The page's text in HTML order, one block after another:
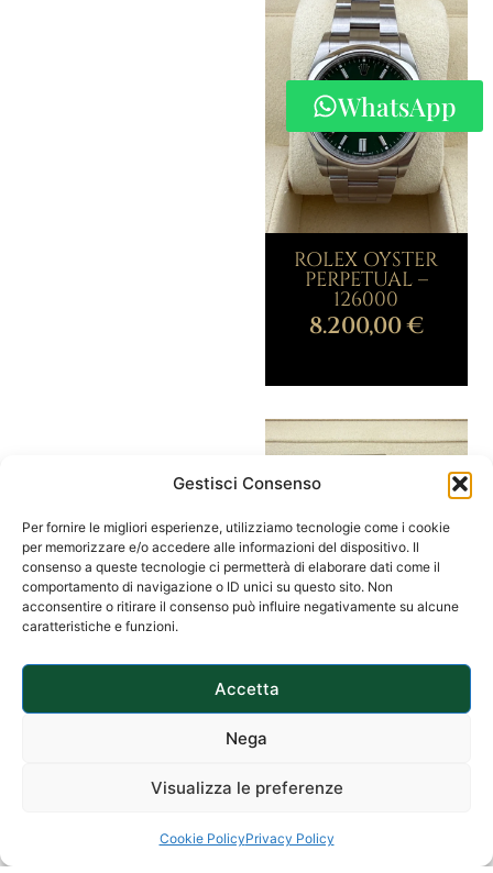
Gestisci Consenso
Per fornire le migliori esperienze, utilizziamo tecnologie come i cookie
per memorizzare e/o accedere alle informazioni del dispositivo. Il
consenso a queste tecnologie ci permetterà di elaborare dati come il
comportamento di navigazione o ID unici su questo sito. Non
acconsentire o ritirare il consenso può influire negativamente su alcune
caratteristiche e funzioni.
Accetta
Nega
Visualizza le preferenze
Cookie PolicyPrivacy Policy
ROLEX OYSTER
PERPETUAL –
126000
8.200,00€
ROLEX GMT
14.700,00
WhatsApp